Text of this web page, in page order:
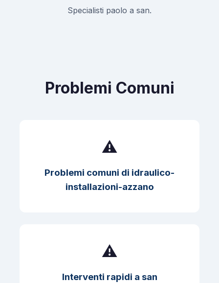
Specialisti paolo a san.
Problemi Comuni
⚠️
Problemi comuni di idraulico-
installazioni-azzano
⚠️
Interventi rapidi a san